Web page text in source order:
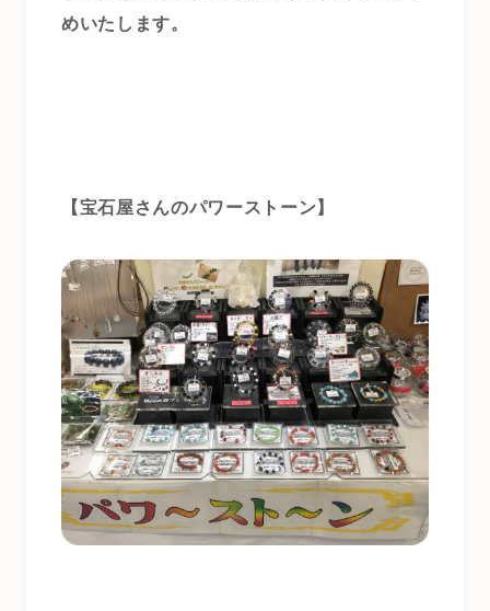
めいたします。
【宝石屋さんのパワーストーン】